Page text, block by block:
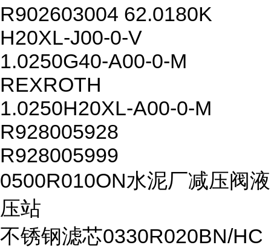
R902603004 62.0180K
H20XL-J00-0-V
1.0250G40-A00-0-M
REXROTH
1.0250H20XL-A00-0-M
R928005928
R928005999
0500R010ON水泥厂减压阀液
压站
不锈钢滤芯0330R020BN/HC